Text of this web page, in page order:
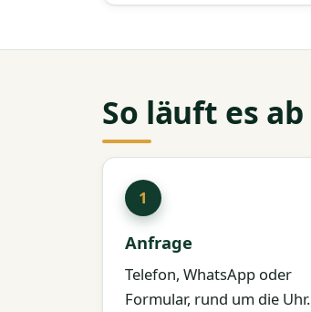
So läuft es ab
Anfrage
Telefon, WhatsApp oder
Formular, rund um die Uhr.